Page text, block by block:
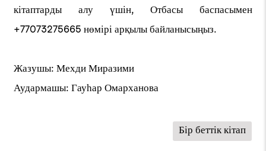
кітаптарды алу үшін, Отбасы баспасымен
+77073275665 нөмірі арқылы байланысыңыз.
Жазушы: Мехди Миразими
Аудармашы: Гауһар Омарханова
Бір беттік кітап